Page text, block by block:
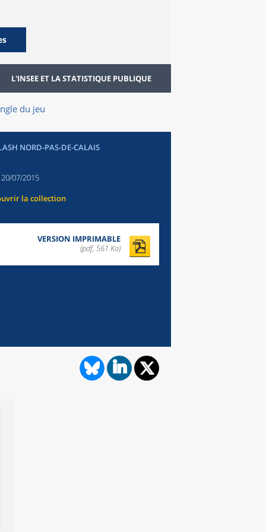
L'INSEE ET LA STATISTIQUE PUBLIQUE
du jeu
NORD-PAS-DE-CALAIS
20/07/2015
la collection
VERSION IMPRIMABLE
(pdf, 561 Ko)